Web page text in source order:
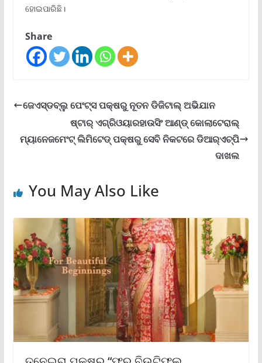
ହୋଇପାରିଛି।
Share
ଜେଏସ୍‌ଡବ୍ଲୁ ପେଂଟ୍‌ସ ପକ୍ଷରୁ ନୂତନ ଡିଜିଟାଲ୍ ଅଭିଯାନ
ଷ୍ଟାର୍ ଏଗ୍ରିଓୟାରହାଉସିଂ ଆଣ୍ଡ୍ କୋଲାଟେରାଲ୍
ମ୍ୟାନେଜମେଂଟ୍ ଲିମିଟେଡ୍ ପକ୍ଷରୁ ସେବି ନିକଟରେ ଡିଆର୍‌ଏଚ୍‌ପି
ଦାଖଲ
You May Also Like